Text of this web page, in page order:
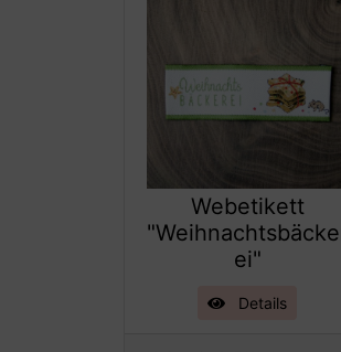
Webetikett
ei"
Details